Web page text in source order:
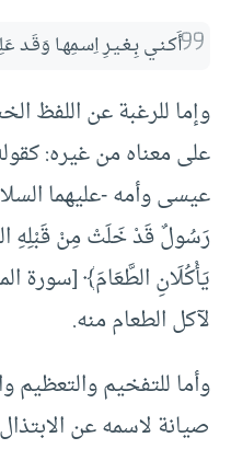
أَكـنـي بِـغـيـرِ اِسـمِهـا وَقَـد
وإما للرغبة عن اللفظ
على معناه من غيره:
عيسى وأمه -عليهما
رَسُولٌ قَدْ خَلَتْ مِنْ قَبْلِهِ
لآكل الطعام منه‌.
وأما للتفخيم والتعظيم
صيانة لاسمه عن